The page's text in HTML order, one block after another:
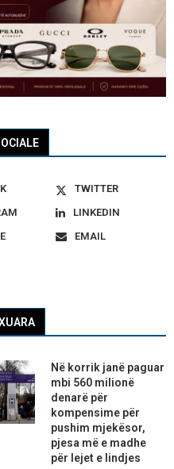
TWITTER
LINKEDIN
EMAIL
Në korrik janë paguar
mbi 560 milionë
denarë për
kompensime për
pushim mjekësor,
pjesa më e madhe
për lejet e lindjes